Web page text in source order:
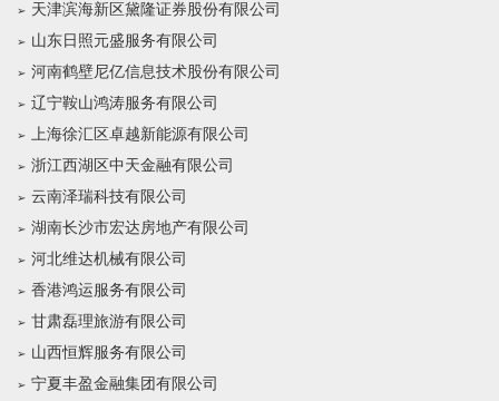
天津滨海新区黛隆证券股份有限公司
山东日照元盛服务有限公司
河南鹤壁尼亿信息技术股份有限公司
辽宁鞍山鸿涛服务有限公司
上海徐汇区卓越新能源有限公司
浙江西湖区中天金融有限公司
云南泽瑞科技有限公司
湖南长沙市宏达房地产有限公司
河北维达机械有限公司
香港鸿运服务有限公司
甘肃磊理旅游有限公司
山西恒辉服务有限公司
宁夏丰盈金融集团有限公司